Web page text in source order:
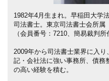
1982年4月生まれ。早稲田大学
司法書士。東京司法書士会所属
（会員番号：7210、簡易裁判
2009年から司法書士業界に入
記・会社法に強い事務所、債務
の高い経験を積む。